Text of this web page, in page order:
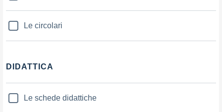
Le circolari
DIDATTICA
Le schede didattiche